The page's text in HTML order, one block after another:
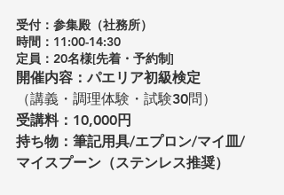
受付：参集殿（社務所）
時間：11:00-14:30
定員：20名様[先着・予約制]
開催内容：パエリア初級検定
（講義・調理体験・試験30問）
受講料：10,000円
持ち物：筆記用具/エプロン/マイ皿/
マイスプーン（ステンレス推奨）